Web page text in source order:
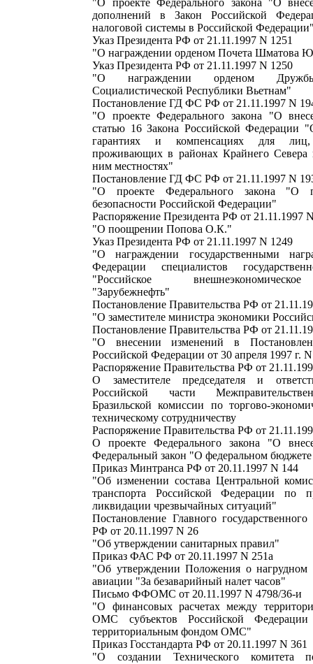
дополнений в Закон Российской
налоговой системы в Российской
Указ Президента РФ от 21.11.1997 N 1251
"О награждении орденом Почета Шматова
Указ Президента РФ от 21.11.1997 N 1250
"О награждении орденом Дружбы
Социалистической Республики Вьетнам"
Постановление ГД ФС РФ от 21.11.1997 N
"О проекте Федерального закона "О
статью 16 Закона Российской Федерации
гарантиях и компенсациях для
проживающих в районах Крайнего
ним местностях"
Постановление ГД ФС РФ от 21.11.1997 N
"О проекте Федерального закона "О
безопасности Российской Федерации"
Распоряжение Президента РФ от 21.11.1997
"О поощрении Попова О.К."
Указ Президента РФ от 21.11.1997 N 1249
"О награждении государственными
Федерации специалистов
"Российское
"Зарубежнефть"
Постановление Правительства РФ от
"О заместителе министра экономики
Постановление Правительства РФ от
"О внесении изменений в
Российской Федерации от 30 апреля 1997 г.
Распоряжение Правительства РФ от
О заместителе председателя и
Российской части
Бразильской комиссии по торгово-
техническому сотрудничеству
Распоряжение Правительства РФ от
О проекте Федерального закона "О
Федеральный закон "О федеральном
Приказ Минтранса РФ от 20.11.1997 N 144
"Об изменении состава Центральной
транспорта Российской Федерации по
ликвидации чрезвычайных ситуаций"
Постановление Главного государственного
РФ от 20.11.1997 N 26
"Об утверждении санитарных правил"
Приказ ФАС РФ от 20.11.1997 N 251а
"Об утверждении Положения о нагрудном
авиации "За безаварийный налет часов"
Письмо ФФОМС от 20.11.1997 N 4798/36-и
"О финансовых расчетах между
ОМС субъектов Российской
территориальным фондом ОМС"
Приказ Госстандарта РФ от 20.11.1997 N 361
"О создании Технического комитета